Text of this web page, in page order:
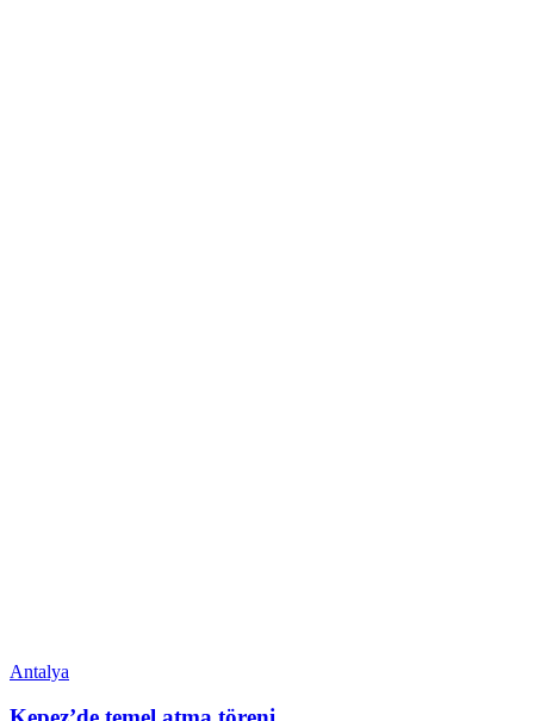
Antalya